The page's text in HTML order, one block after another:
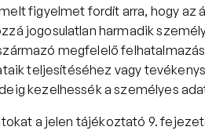
figyelmet fordít arra, hogy az
jogosulatlan harmadik
megfelelő
teljesítéséhez vagy
kezelhessék a személyes
a jelen tájékoztató 9.